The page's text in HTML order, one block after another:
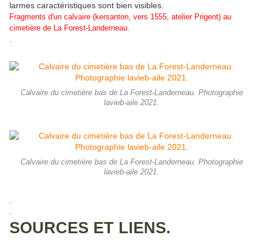
larmes caractéristiques sont bien visibles.
Fragments d'un calvaire (kersanton, vers 1555, atelier Prigent) au
cimetière de La Forest-Landerneau.
Calvaire du cimetière bas de La Forest-Landerneau. Photographie
lavieb-aile 2021.
Calvaire du cimetière bas de La Forest-Landerneau. Photographie
lavieb-aile 2021.
.
.
SOURCES ET LIENS.